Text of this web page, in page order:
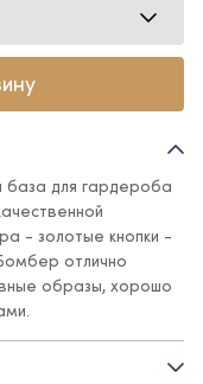
база для гардероба
- золотые кнопки -
отлично
образы, хорошо